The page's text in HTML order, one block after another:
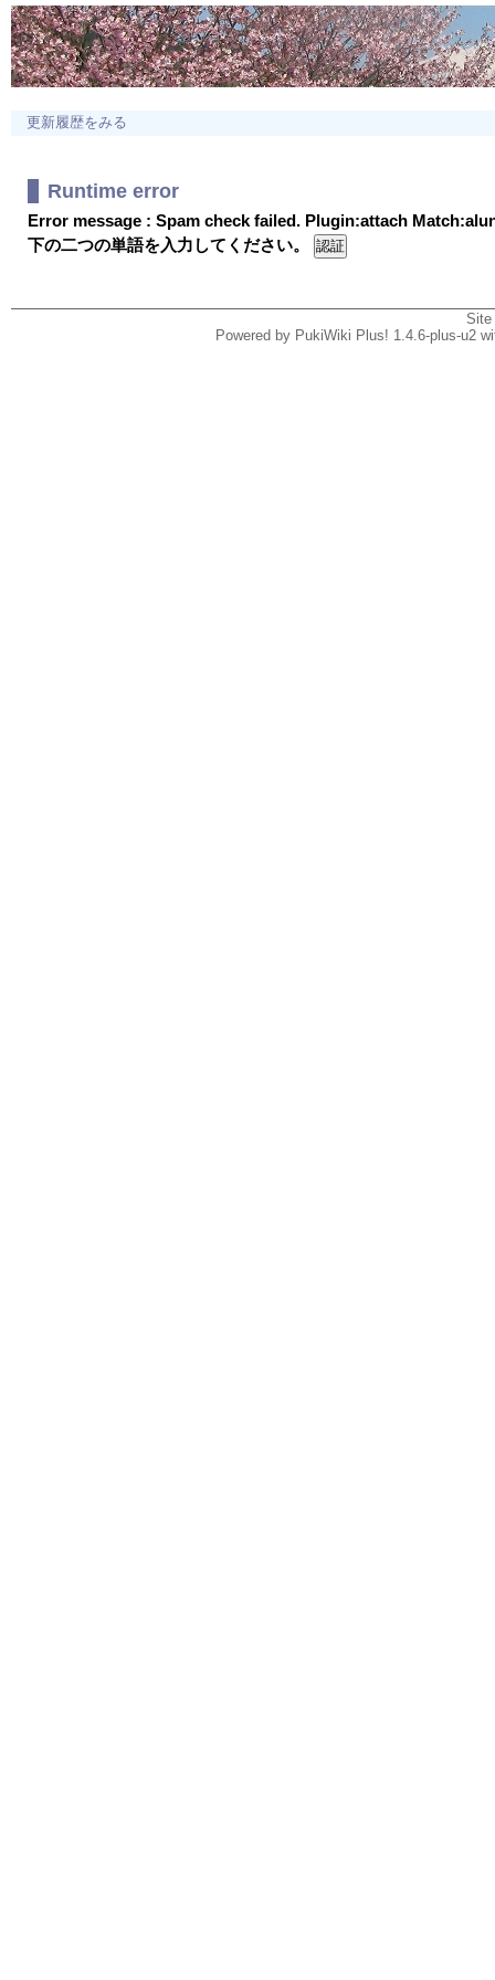
更新履歴をみる
Runtime error
Error message : Spam check failed. Plugin:attach
下の二つの単語を入力してください。
Powered by PukiWiki Plus! 1.4.6-plus-u2